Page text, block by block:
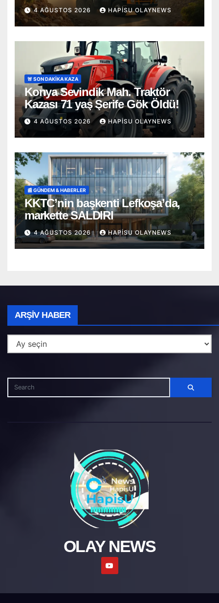
4 AĞUSTOS 2026 HAPISU OLAYNEWS
🚨 SON DAKİKA KAZA
Konya Sevindik Mah. Traktör
Kazası 71 yaş Şerife Gök Öldü!
4 AĞUSTOS 2026 HAPISU OLAYNEWS
📰 GÜNDEM & HABERLER
KKTC’nin başkenti Lefkoşa’da,
markette SALDIRI
4 AĞUSTOS 2026 HAPISU OLAYNEWS
ARŞIV HABER
Haber
OLAY NEWS